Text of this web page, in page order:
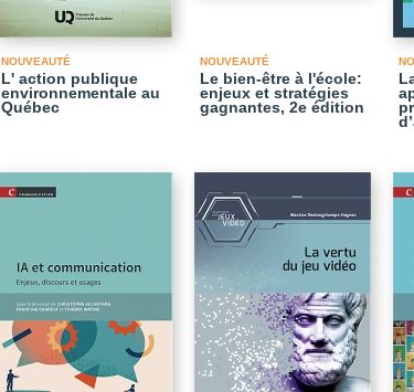
NOUVEAUTÉ
L' action publique
environnementale au
Québec
NOUVEAUTÉ
Le bien-être à l'école:
enjeux et stratégies
gagnantes, 2e édition